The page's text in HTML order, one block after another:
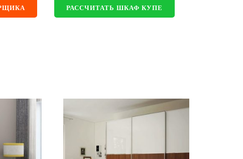
РАССЧИТАТЬ ШКАФ КУПЕ